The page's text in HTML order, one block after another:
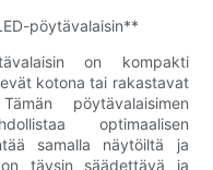
pöytävalaisin**
on kompakti
kotona tai rakastavat
pöytävalaisimen
optimaalisen
samalla näytöiltä ja
täysin säädettävä ja